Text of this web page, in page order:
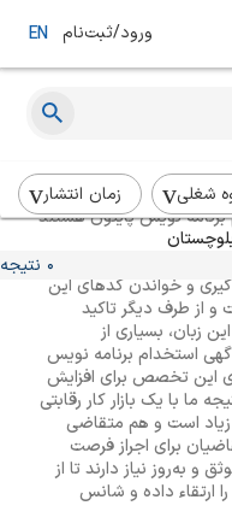
ورود/ثبت‌نام EN
شغلی
زمان انتشار
0 نتیجه
نویس پایتون هستند
روی افزایش بهره‌وری و
دهنده پایتون در
و خواندن کدهای این
و از طرف دیگر تاکید
زبان، بسیاری از
استخدام برنامه نویس
این تخصص برای افزایش
ما با یک بازار کار رقابتی
زیاد است و هم متقاضی
برای اجراز فرصت
و به‌روز نیاز دارند تا از
ارتقاء داده و شانس